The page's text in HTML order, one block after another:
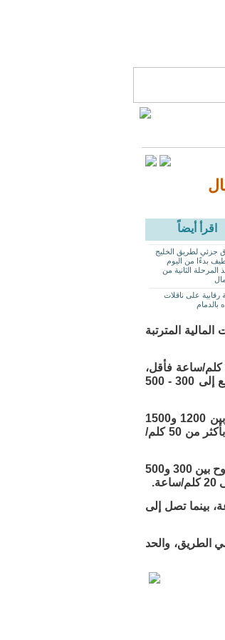
اقرأ أيضاً
جزئي لطريق الخليج
بدءًا من اليوم
المرحلة الثانية من
رقابية على ناقلات
بالدمام
المترتبة
وبيّنت الإدارة، عبر حسابها الرسمي على منصة «إكس»، أن الطرق التي تبلغ السرعة المحددة فيها 120 كلم/ساعة فأقل،
تُفرض فيها غرامة تتراوح بين 150 و300 ريال عند تجاوز السرعة بأكثر من 10 إلى 20 كلم/ساعة، وترتفع إلى 300 - 500
وأضافت أن الغرامة تتراوح بين 800 و1000 ريال عند تجاوز السرعة بأكثر من 30 إلى 40 كلم/ساعة، وبين 1200 و1500
ريال عند تجاوزها بأكثر من 40 إلى 50 كلم/ساعة، فيما تصل إلى 1500 - 2000 ريال عند تجاوز السرعة بأكثر من 50 كلم/
وفيما يتعلق بالطرق التي تبلغ السرعة المحددة فيها 140 كلم/ساعة فأقل، أوضحت الإدارة أن الغرامة تتراوح بين 300 و500
و1500 ريال عند تجاوز السرعة بأكثر من 20 إلى 30 كلم/ساعة، بينما تصل إلى
الطريق، والحد